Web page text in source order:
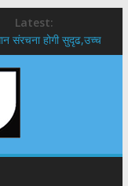
Latest:
संरचना होगी सुदृढ,उच्च
से की मुलाकात
और हस्तशिल्प
गंगा एक्सप्रेसवे का
कांवड़ यात्रा; तेजस्वी
से मुख्य सचिव ने